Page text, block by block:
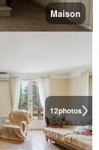
Maison
12photos